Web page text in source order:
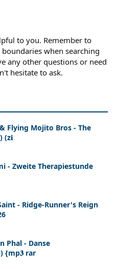
to you. Remember to
when searching
any other questions or need
hesitate to ask.
Flying Mojito Bros - The
(z𝐢
- Zweite Therapiestunde
- Ridge-Runner's Reign
Phal - Danse
{mp𝟑 rar